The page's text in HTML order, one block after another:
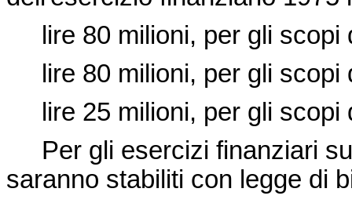
lire 80 milioni, per gli scopi
lire 80 milioni, per gli scopi
lire 25 milioni, per gli scopi
Per gli esercizi finanziari
saranno stabiliti con legge di